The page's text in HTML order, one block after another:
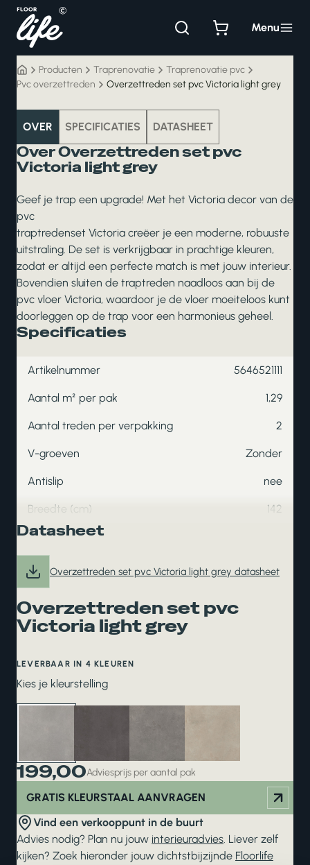
inhoud
Menu
Producten Traprenovatie
Traprenovatie pvc
Pvc overzettreden
Overzettreden set pvc Victoria light grey
traprenovatie
OVER SPECIFICATIES DATASHEET
Over Overzettreden set pvc
Victoria light grey
Geef je trap een upgrade! Met het Victoria decor van de
pvc
traptredenset Victoria creëer je een moderne, robuuste
uitstraling. De set is verkrijgbaar in prachtige kleuren,
zodat er altijd een perfecte match is met jouw interieur.
Bovendien sluiten de traptreden naadloos aan bij de
pvc vloer Victoria, waardoor je de vloer moeiteloos kunt
doorleggen op de trap voor een harmonieus geheel.
Specificaties
Artikelnummer 5646521111
Aantal m² per pak 1,29
Aantal treden per verpakking 2
V-groeven Zonder
Antislip nee
Breedte (cm) 142
Datasheet
Overzettreden set pvc Victoria light grey datasheet
Overzettreden set pvc
Victoria light grey
LEVERBAAR IN 4 KLEUREN
Kies je kleurstelling
199,00Adviesprijs per aantal pak
GRATIS KLEURSTAAL AANVRAGEN
Vind een verkooppunt in de buurt
Advies nodig? Plan nu jouw interieuradvies. Liever zelf
kijken? Zoek hieronder jouw dichtstbijzijnde Floorlife